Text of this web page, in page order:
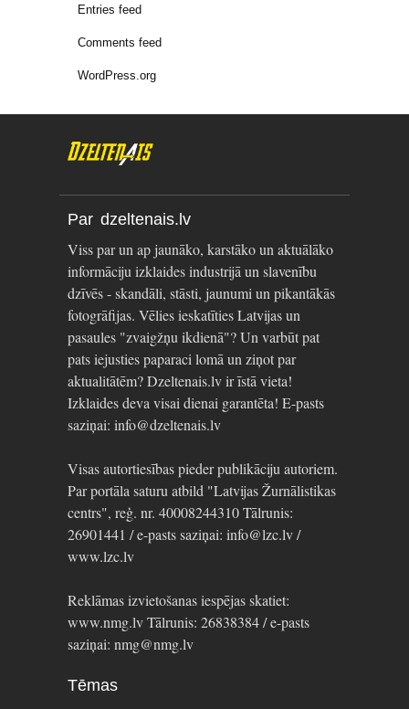
Entries feed
Comments feed
WordPress.org
Par dzeltenais.lv
Viss par un ap jaunāko, karstāko un aktuālāko
informāciju izklaides industrijā un slavenību
dzīvēs - skandāli, stāsti, jaunumi un pikantākās
fotogrāfijas. Vēlies ieskatīties Latvijas un
pasaules "zvaigžņu ikdienā"? Un varbūt pat
pats iejusties paparaci lomā un ziņot par
aktualitātēm? Dzeltenais.lv ir īstā vieta!
Izklaides deva visai dienai garantēta! E-pasts
saziņai: info@dzeltenais.lv
Visas autortiesības pieder publikāciju autoriem.
Par portāla saturu atbild "Latvijas Žurnālistikas
centrs", reģ. nr. 40008244310 Tālrunis:
26901441 / e-pasts saziņai: info@lzc.lv /
www.lzc.lv
Reklāmas izvietošanas iespējas skatiet:
www.nmg.lv Tālrunis: 26838384 / e-pasts
saziņai: nmg@nmg.lv
Tēmas